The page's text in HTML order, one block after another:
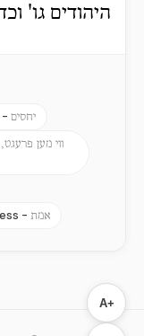
היהודים גו'
- יחסים
ווי מען פרעגט,
- אמת
A+